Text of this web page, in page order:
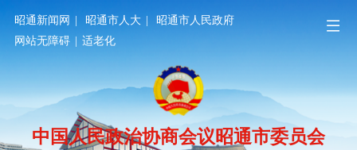
昭通新闻网 | 昭通市人大 |
昭通市人民政府
网站无障碍 | 适老化
中国人民政治协商会议昭通市委员会